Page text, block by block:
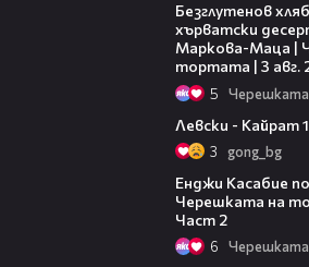
Безглутенов
хърватски
Маркова-Маца |
тортата | 3 авг.
5
Левски - Кайрат
3 gong_bg
Енджи Касабие
Черешката на
Част 2
6